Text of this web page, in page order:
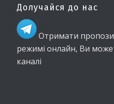
Долучайся до нас
Отримати
режимі онлайн, Ви
каналі